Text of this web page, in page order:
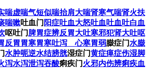
种子、血崩、鬼胎、带下、妊娠、小产、
化编等15项下，内容涉及整个妇产科领
君“傅山的医学成就”讲座）
阅读4.4万+
喘虚喘气短似喘抬肩大喘肾寒气喘肾火扶
喘嗽吐血门 阳症吐血大怒吐血 吐血 吐白血
呕吐门 脾胃症辨反胃大吐寒邪犯肾大吐呕
反胃胃寒胃寒吐泻 心寒胃弱臌症门 水臌
水肿呃逆水结膀胱湿症门黄症瘅症伤湿脚
泻水泻泄泻吞酸痢疾门 火邪内伤辨痢疾血